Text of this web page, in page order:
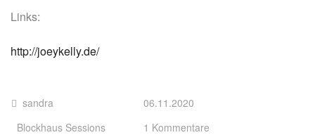
Links:
http://joeykelly.de/
sandra
Blockhaus Sessions
06.11.2020
1 Kommentare